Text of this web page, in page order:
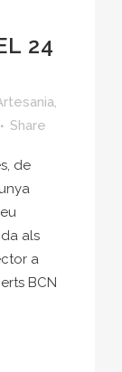
24
Share
de
als
a
BCN